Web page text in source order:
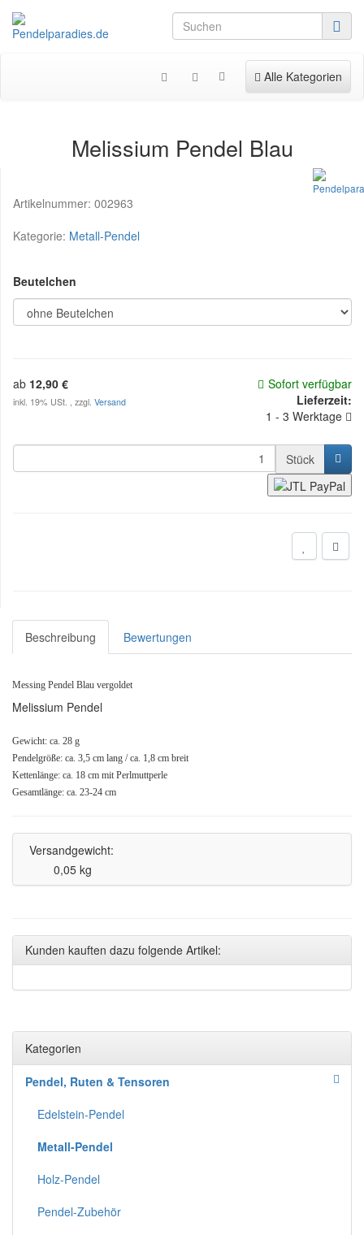
Toggle navigation
Alle Kategorien
Melissium Pendel Blau
Artikelnummer: 002963
Kategorie: Metall-Pendel
Beutelchen
ab 12,90 €
inkl. 19% USt. , zzgl. Versand
Sofort verfügbar
Lieferzeit:
1 - 3 Werktage
Stück
Beschreibung Bewertungen
Messing Pendel Blau vergoldet
Melissium Pendel
Gewicht: ca. 28 g
Pendelgröße: ca. 3,5 cm lang / ca. 1,8 cm breit
Kettenlänge: ca. 18 cm mit Perlmuttperle
Gesamtlänge: ca. 23-24 cm
Versandgewicht:
0,05 kg
Kunden kauften dazu folgende Artikel:
Kategorien
Pendel, Ruten & Tensoren
Edelstein-Pendel
Metall-Pendel
Holz-Pendel
Pendel-Zubehör